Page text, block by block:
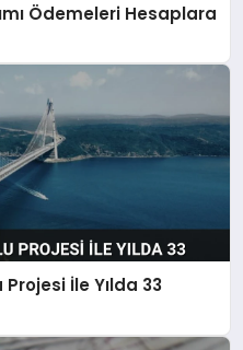
Ödemeleri Hesaplara
İle Yılda 33